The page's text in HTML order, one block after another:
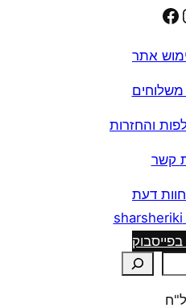
Facebook
אתר
משלוחים
והחזרות
קשר
דעת